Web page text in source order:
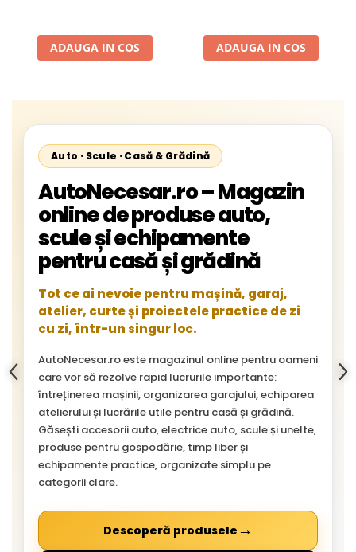
13300 RPM, pentru Slefuire
Otel, Inox, Lemn si Metal,
ADAUGA IN COS ADAUGA IN COS
Auto · Scule · Casă & Grădină
AutoNecesar.ro – Magazin
online de produse auto,
scule și echipamente
pentru casă și grădină
Tot ce ai nevoie pentru mașină, garaj,
atelier, curte și proiectele practice de zi
cu zi, într-un singur loc.
AutoNecesar.ro este magazinul online pentru oameni
care vor să rezolve rapid lucrurile importante:
întreținerea mașinii, organizarea garajului, echiparea
atelierului și lucrările utile pentru casă și grădină.
Găsești accesorii auto, electrice auto, scule și unelte,
produse pentru gospodărie, timp liber și
echipamente practice, organizate simplu pe
categorii clare.
Descoperă produsele →